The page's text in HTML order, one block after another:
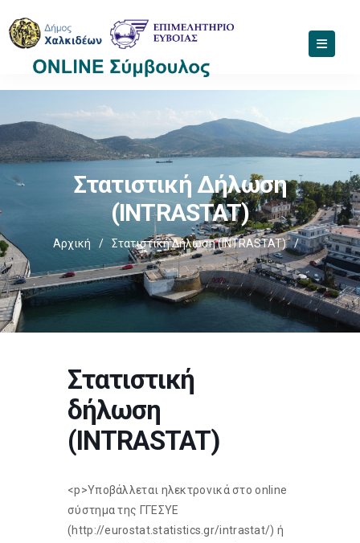
Στατιστική Δήλωση
(INTRASTAT)
Αρχική / Στατιστική Δήλωση (INTRASTAT) /
Στατιστική
δήλωση
(INTRASTAT)
<p>Υποβάλλεται ηλεκτρονικά στο online
σύστημα της ΓΓΕΣΥΕ
(http://eurostat.statistics.gr/intrastat/) ή